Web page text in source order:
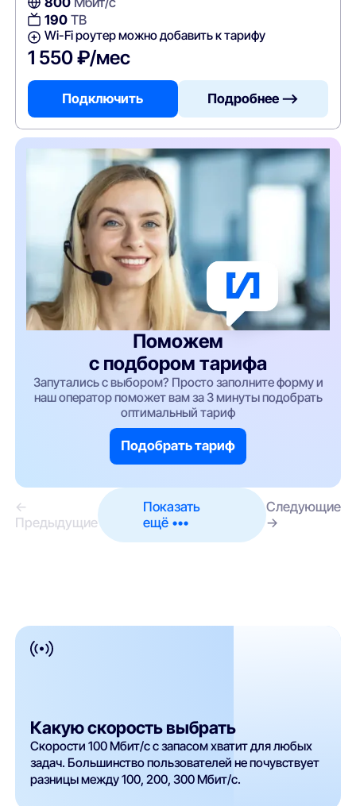
190ТВ
Wi-Fi роутер можно добавить к тарифу
1 550 ₽/мес
Подключить Подробнее —>
Поможем
с подбором тарифа
Запутались с выбором? Просто заполните форму и
наш оператор поможет вам за 3 минуты подобрать
оптимальный тариф
Подобрать тариф
←
Предыдущие
Показать
ещё •••
Следующие
→
Какую скорость выбрать
Скорости 100 Мбит/с с запасом хватит для любых
задач. Большинство пользователей не почувствует
разницы между 100, 200, 300 Мбит/с.